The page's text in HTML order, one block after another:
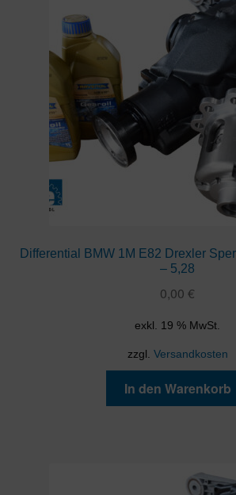
Differential BMW 1M E82 Drexler
– 5,28
0,00 €
exkl. 19 % MwSt.
zzgl. Versandkosten
In den Warenkorb